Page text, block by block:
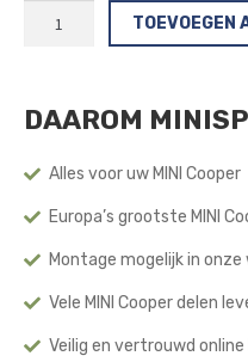
Gen)
TOEVOEGEN
DAAROM
Alles voor uw MINI Cooper
Europa’s grootste MINI
Montage mogelijk in
Vele MINI Cooper delen
Veilig en vertrouwd online